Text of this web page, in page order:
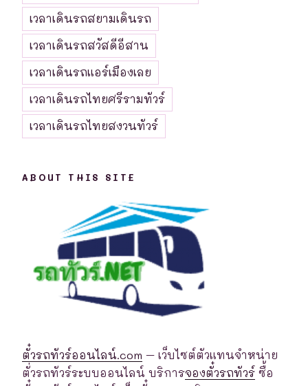
เวลาเดินรถสยามเดินรถ
เวลาเดินรถสวัสดีอีสาน
เวลาเดินรถแอร์เมืองเลย
เวลาเดินรถไทยศรีรามทัวร์
เวลาเดินรถไทยสงวนทัวร์
ABOUT THIS SITE
ตั๋วรถทัวร์ออนไลน์.com – เว็บไซต์ตัวแทนจำหน่าย
ตั่วรถทัวร์ระบบออนไลน์ บริการจองตั๋วรถทัวร์ ซื้อ